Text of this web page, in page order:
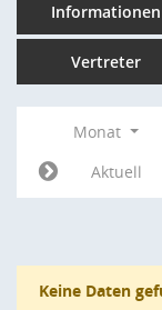
Informationen
Vertreter
Monat
Aktuell
Keine Daten